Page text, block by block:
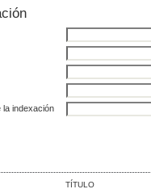
la indexación
TÍTULO